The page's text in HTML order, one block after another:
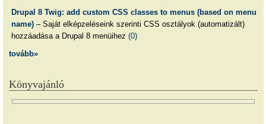
Drupal 8 Twig: add custom CSS classes to menus (based on menu
name)– Saját elképzeléseink szerinti CSS osztályok (automatizált)
hozzáadása a Drupal 8 menüihez (0)
tovább»
Könyvajánló